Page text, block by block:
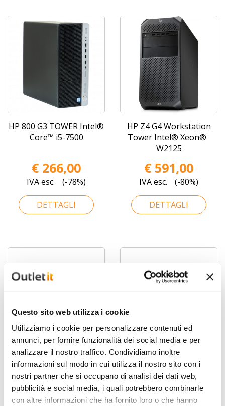
Questo sito web utilizza i cookie
Utilizziamo i cookie per personalizzare contenuti ed
annunci, per fornire funzionalità dei social media e per
analizzare il nostro traffico. Condividiamo inoltre
informazioni sul modo in cui utilizza il nostro sito con i
nostri partner che si occupano di analisi dei dati web,
pubblicità e social media, i quali potrebbero combinarle
con altre informazioni che ha fornito loro o che hanno
HP 800 G3 TOWER Intel®
Core™ i5-7500
€ 266,00
IVA esc. (-78%)
DETTAGLI
HP Z4 G4 Workstation
Tower Intel® Xeon®
W2125
€ 591,00
IVA esc. (-80%)
DETTAGLI
Zotac Magnus Zbox
ECM53060C Open Box
€ 949,00
HP 800 G3 35W MiniPC
Intel® Core™ i5-7500T
€ 148,00